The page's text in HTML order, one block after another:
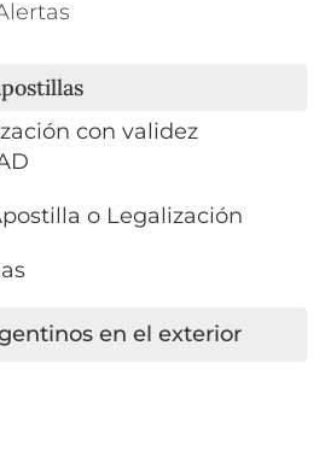
con validez
o Legalización
en el exterior